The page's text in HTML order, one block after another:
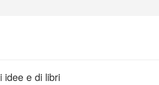
idee e di libri